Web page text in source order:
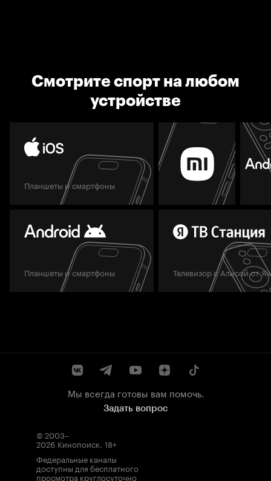
Смотрите спорт на любом
устройстве
Планшеты и смартфоны
Планшеты и смартфоны Телевизор с Алисой от
Мы всегда готовы вам помочь.
Задать вопрос
© 2003–
2026 Кинопоиск. 18+
Федеральные каналы
доступны для бесплатного
просмотра круглосуточно